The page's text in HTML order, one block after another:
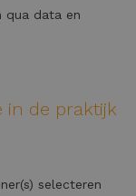
qua data en
in de praktijk
selecteren